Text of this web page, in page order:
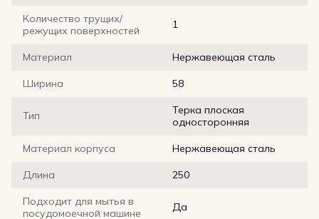
Количество трущих/
режущих поверхностей
1
Материал Нержавеющая сталь
Ширина 58
Тип
Терка плоская
односторонняя
Материал корпуса Нержавеющая сталь
Длина 250
Подходит для мытья в
посудомоечной машине
Да